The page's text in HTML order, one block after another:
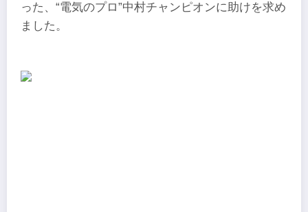
った、“電気のプロ”中村チャンピオンに助けを求め
ました。